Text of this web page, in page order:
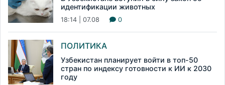
идентификации животных
18:14 | 07.08 0
ПОЛИТИКА
Узбекистан планирует войти в топ-50
стран по индексу готовности к ИИ к 2030
году